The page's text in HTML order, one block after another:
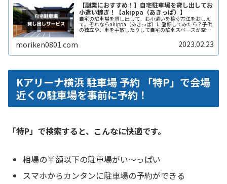
【副業におすすめ！】自宅駐車場を貸し出してお
小遣い稼ぎ！【akippa（あきっぱ）】
自宅の駐車場を貸し出して、お小遣いを稼ぐ方法をおしえ
て。それならakippa（あきっぱ）に登録してみたら？子供
の独立や、車を手放したりして自宅の駐車スペースが空い
moriken0801.com 2023.02.23
Kアリーナ横浜 駐車場 予約 「特P」で会場
近くの駐車場を事前に予約！
「特P」で検索すると、こんなに快適です。
相場の半額以下の駐車場がい〜っぱい
スマホからカンタンに駐車場の予約ができる